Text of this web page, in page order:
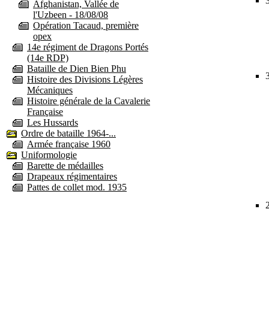
Afghanistan, Vallée de
l'Uzbeen - 18/08/08
Opération Tacaud, première
opex
14e régiment de Dragons Portés
(14e RDP)
Bataille de Dien Bien Phu
Histoire des Divisions Légères
Mécaniques
Histoire générale de la Cavalerie
Française
Les Hussards
Ordre de bataille 1964-...
Armée française 1960
Uniformologie
Barette de médailles
Drapeaux régimentaires
Pattes de collet mod. 1935